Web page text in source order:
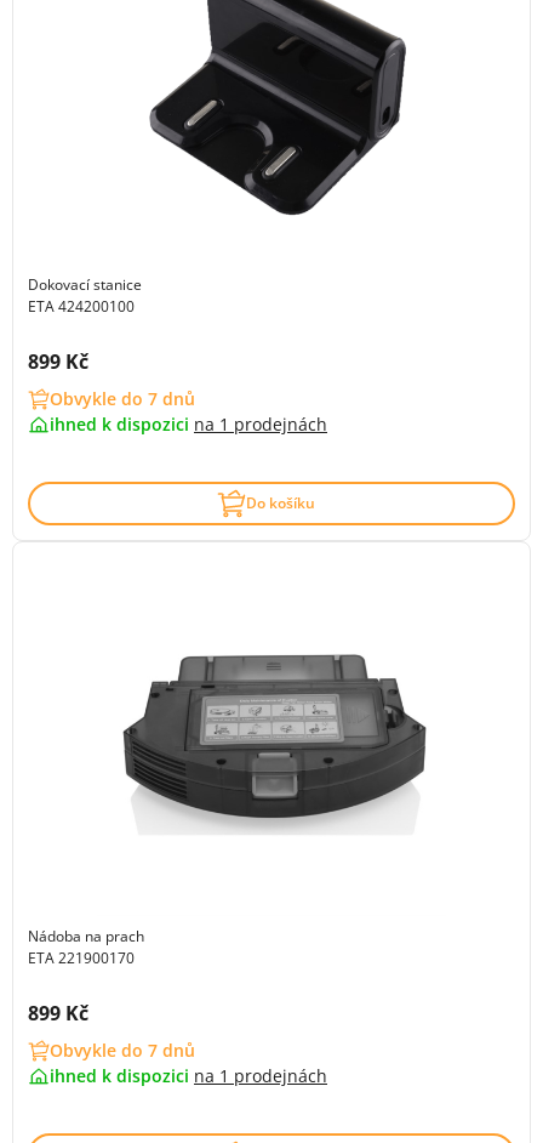
Dokovací stanice
ETA 424200100
Cena s DPH:
899 Kč
Obvykle do 7 dnů
ihned k dispozici na 1 prodejnách
Do košíku
Nádoba na prach
ETA 221900170
Cena s DPH:
899 Kč
Obvykle do 7 dnů
ihned k dispozici na 1 prodejnách